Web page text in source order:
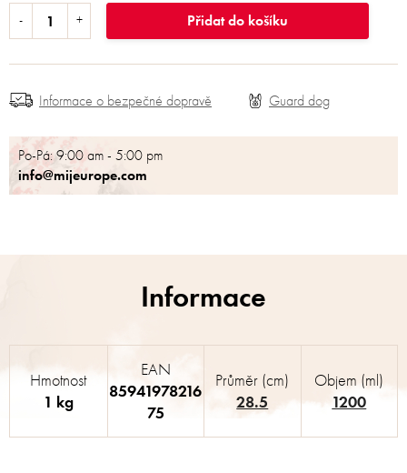
Přidat do košíku
Po-Pá: 9:00 am - 5:00 pm
info@mijeurope.com
Informace o bezpečné dopravě
Hmotnost
1 kg
EAN
85941978216
75
Průměr (cm)
28.5
Objem (ml)
1200